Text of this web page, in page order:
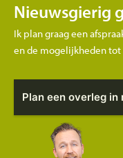
Nieuwsgierig
Ik plan graag een
en de mogelijkheden
Plan een overleg in